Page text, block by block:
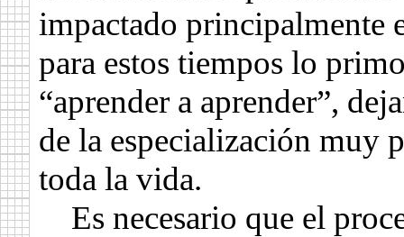
impactado principalmente
para estos tiempos lo
“aprender a aprender”,
de la especialización muy
toda la vida.
Es necesario que el